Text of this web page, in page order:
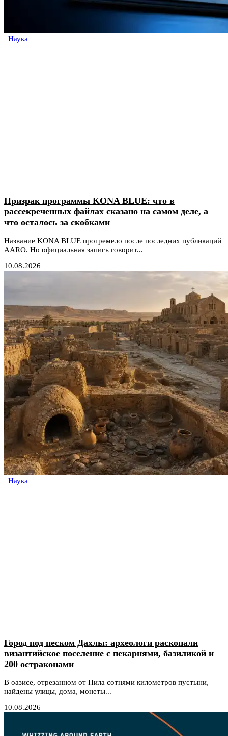
Наука
Призрак программы KONA BLUE: что в
рассекреченных файлах сказано на самом деле, а
что осталось за скобками
Название KONA BLUE прогремело после последних публикаций
AARO. Но официальная запись говорит...
10.08.2026
Наука
Город под песком Дахлы: археологи раскопали
византийское поселение с пекарнями, базиликой и
200 остраконами
В оазисе, отрезанном от Нила сотнями километров пустыни,
найдены улицы, дома, монеты...
10.08.2026